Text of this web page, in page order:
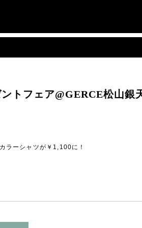
トフェア@GERCE松山銀
ラーシャツが￥1,100に！